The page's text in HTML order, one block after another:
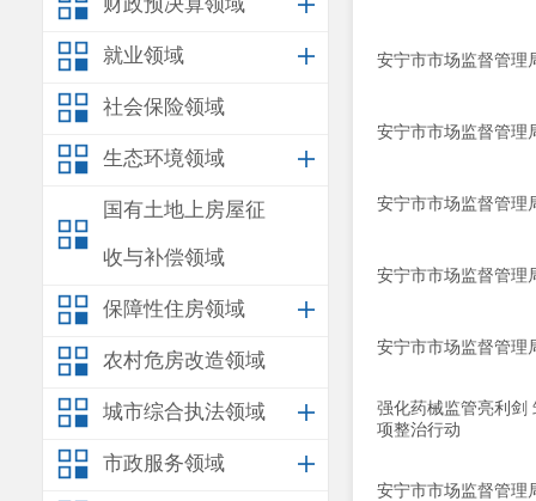
就业领域
社会保险领域
生态环境领域
国有土地上房屋征
收与补偿领域
保障性住房领域
农村危房改造领域
城市综合执法领域
市政服务领域
安宁市市场监督管理
安宁市市场监督管理
安宁市市场监督管理
安宁市市场监督管理
安宁市市场监督管理
强化药械监管亮利
项整治行动
安宁市市场监督管理